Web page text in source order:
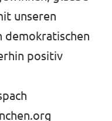
unseren
demokratischen
positiv